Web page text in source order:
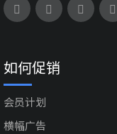
如何促销
会员计划
横幅广告